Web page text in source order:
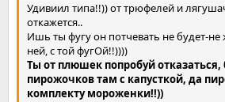
Удивиил типа!!)) от трюфелей и
откажется..
Ишь ты фугу он потчевать не будет-не
ней, с той фугОй!!))))
Ты от плюшек попробуй отказаться,
пирожочков там с капусткой, да
комплекту мороженки!!))